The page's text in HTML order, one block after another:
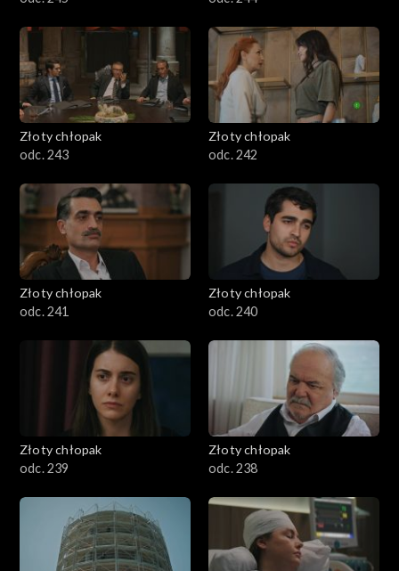
Złoty chłopak
odc. 243
Złoty chłopak
odc. 242
Złoty chłopak
odc. 241
Złoty chłopak
odc. 240
Złoty chłopak
odc. 239
Złoty chłopak
odc. 238